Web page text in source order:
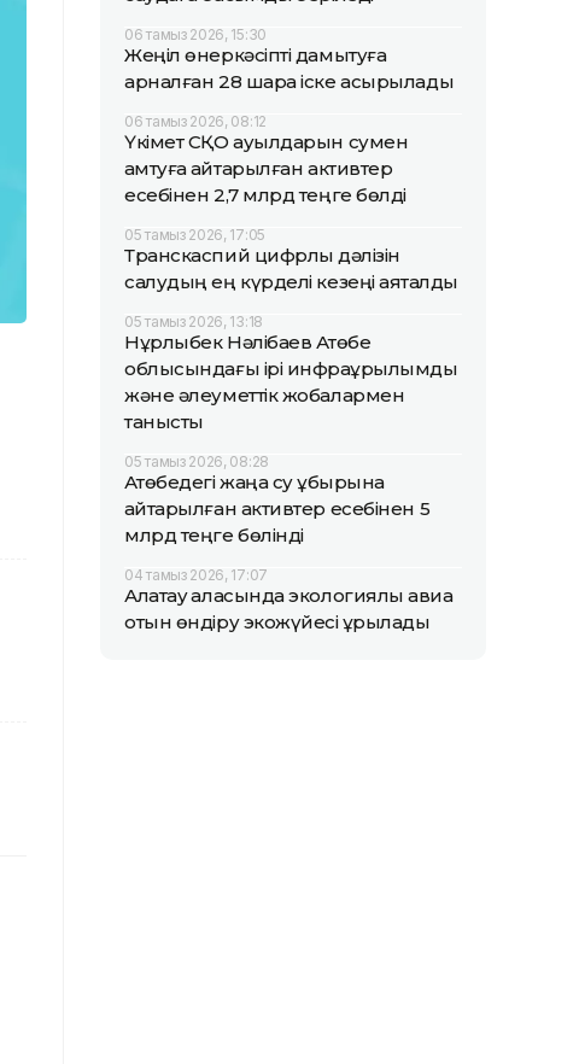
06 тамыз 2026, 15:30
Жеңіл өнеркәсіпті дамытуға
арналған 28 шара іске асырылады
06 тамыз 2026, 08:12
Үкімет СҚО ауылдарын сумен
қамтуға қайтарылған активтер
есебінен 2,7 млрд теңге бөлді
05 тамыз 2026, 17:05
Транскаспий цифрлық дәлізін
салудың ең күрделі кезеңі аяқталды
05 тамыз 2026, 13:18
Нұрлыбек Нәлібаев Ақтөбе
облысындағы ірі инфрақұрылымдық
және әлеуметтік жобалармен
танысты
05 тамыз 2026, 08:28
Ақтөбедегі жаңа су құбырына
қайтарылған активтер есебінен 5
млрд теңге бөлінді
04 тамыз 2026, 17:07
Алатау қаласында экологиялық авиа
отын өндіру экожүйесі құрылады